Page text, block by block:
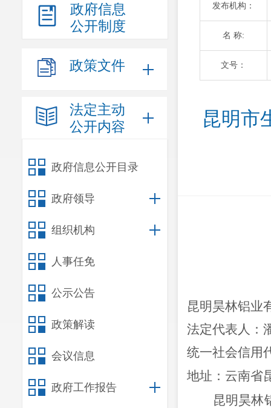
政府信息
公开制度
政策文件
法定主动
公开内容
政府信息公开目录
政府领导
组织机构
人事任免
公示公告
政策解读
会议信息
政府工作报告
发布机构：
名 称:
文号：
昆明市
昆明昊林铝业
法定代表人：
统一社会信用
地址： 云南省
昆明昊林